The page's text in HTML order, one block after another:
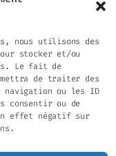
nous utilisons des
stocker et/ou
Le fait de
de traiter des
navigation ou les ID
consentir ou de
effet négatif sur